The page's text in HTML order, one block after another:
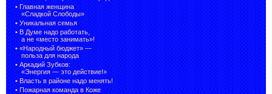
• Главная женщина
«Сладкой Слободы»
• Уникальная семья
• В Думе надо работать,
а не «место занимать»!
• «Народный бюджет» —
польза для народа
• Аркадий Зубков:
«Энергия — это действие!»
• Власть в районе надо менять!
• Пожарная команда в Коже